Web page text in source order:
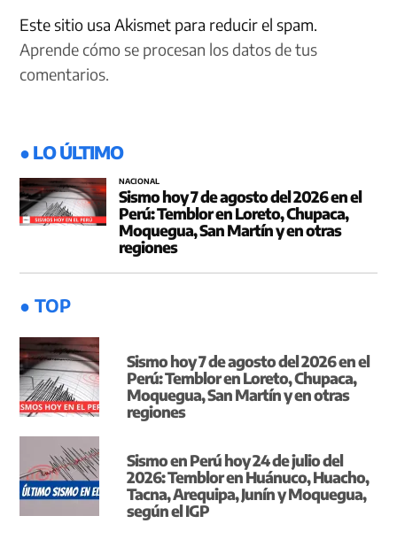
Este sitio usa Akismet para reducir el spam.
Aprende cómo se procesan los datos de tus
comentarios.
● LO ÚLTIMO
NACIONAL
Sismo hoy 7 de agosto del 2026 en el
Perú: Temblor en Loreto, Chupaca,
Moquegua, San Martín y en otras
regiones
● TOP
Sismo hoy 7 de agosto del 2026 en el
Perú: Temblor en Loreto, Chupaca,
Moquegua, San Martín y en otras
regiones
Sismo en Perú hoy 24 de julio del
2026: Temblor en Huánuco, Huacho,
Tacna, Arequipa, Junín y Moquegua,
según el IGP